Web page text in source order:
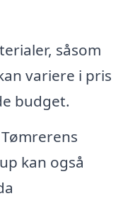
såsom
variere i pris
budget.
Tømrerens
kan også